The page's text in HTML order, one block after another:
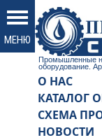
Промышленные
оборудование.
О НАС
КАТАЛОГ
СХЕМА
НОВОСТИ